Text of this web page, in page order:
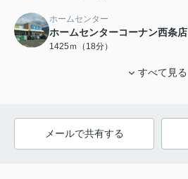
ホームセンター
ホームセンターコーナン西条店
1425ｍ（18分）
すべて見る
メールで共有する